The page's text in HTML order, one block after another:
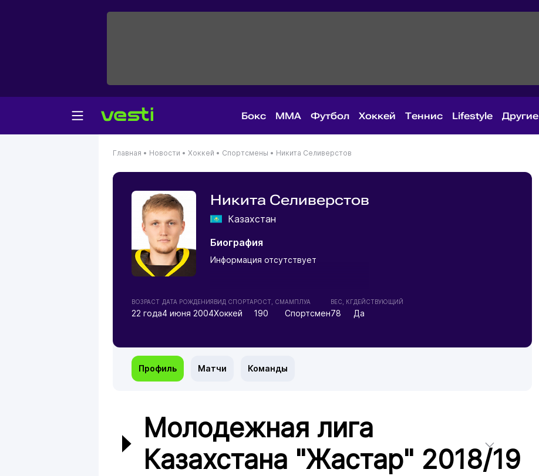
Бокс MMA Футбол Хоккей Теннис Lifestyle Другие
Главная • Новости • Хоккей • Спортсмены • Никита Селиверстов
Никита Селиверстов
Казахстан
Биография
Информация отсутствует
ВОЗРАСТ
22 года
ДАТА РОЖДЕНИЯ
4 июня 2004
ВИД СПОРТА
Хоккей
РОСТ, СМ
190
АМПЛУА
Спортсмен
ВЕС, КГ
78
ДЕЙСТВУЮЩИЙ
Да
Профиль Матчи Команды
Молодежная лига
Казахстана "Жастар" 2018/19